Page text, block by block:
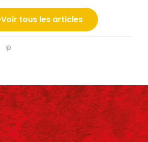
Voir tous les articles